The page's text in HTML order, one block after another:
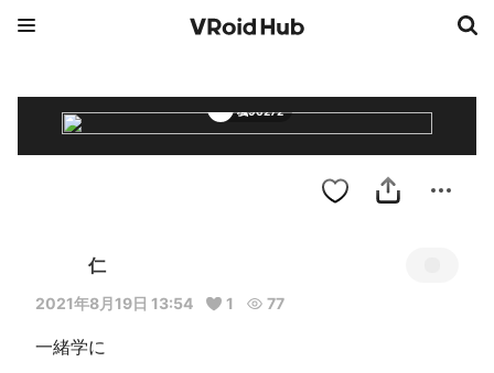
楓96272
仁
2021年8月19日 13:54 1 77
一緒学に